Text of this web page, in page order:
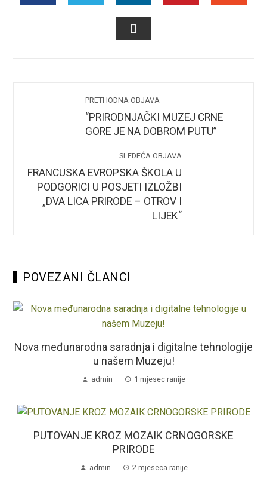
TWITTERLINKEDIN
PRETHODNA OBJAVA
“PRIRODNJAČKI MUZEJ CRNE
GORE JE NA DOBROM PUTU”
SLEDEĆA OBJAVA
FRANCUSKA EVROPSKA ŠKOLA U
PODGORICI U POSJETI IZLOŽBI
„DVA LICA PRIRODE – OTROV I
LIJEK“
POVEZANI ČLANCI
Nova međunarodna saradnja i digitalne tehnologije
u našem Muzeju!
admin 1 mjesec ranije
PUTOVANJE KROZ MOZAIK CRNOGORSKE
PRIRODE
admin 2 mjeseca ranije